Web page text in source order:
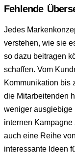
Fehlende
Jedes
verstehen, wie sie
so dazu beitragen
schaffen. Vom
Kommunikation bis
die Mitarbeitenden
weniger ausgiebige
internen
auch eine Reihe
interessante Ideen